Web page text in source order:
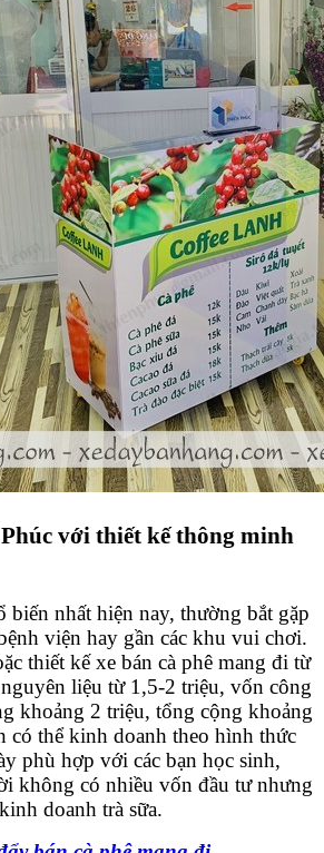
với thiết kế thông minh
nhất hiện nay, thường bắt gặp
viện hay gần các khu vui chơi.
thiết kế xe bán cà phê mang đi từ
liệu từ 1,5-2 triệu, vốn công
khoảng 2 triệu, tổng cộng khoảng
có thể kinh doanh theo hình thức
phù hợp với các bạn học sinh,
không có nhiều vốn đầu tư nhưng
doanh trà sữa.